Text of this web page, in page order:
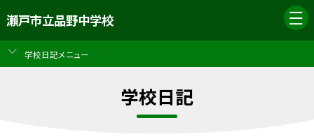
瀬戸市立品野中学校
学校日記メニュー
学校日記